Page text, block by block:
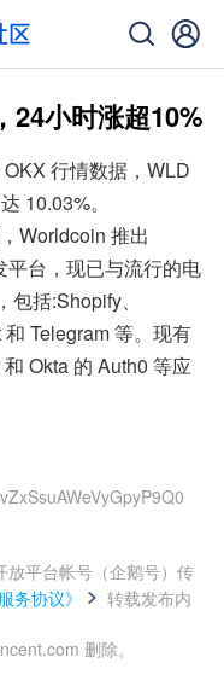
24小时涨超10%
行情数据，WLD
10.03%。
Worldcoin 推出
台，现已与流行的电
括:Shopify、
Telegram 等。现有
Okta 的 Auth0 等应
放平台帐号（企鹅号）传
务协议》
转载发布内
删除。